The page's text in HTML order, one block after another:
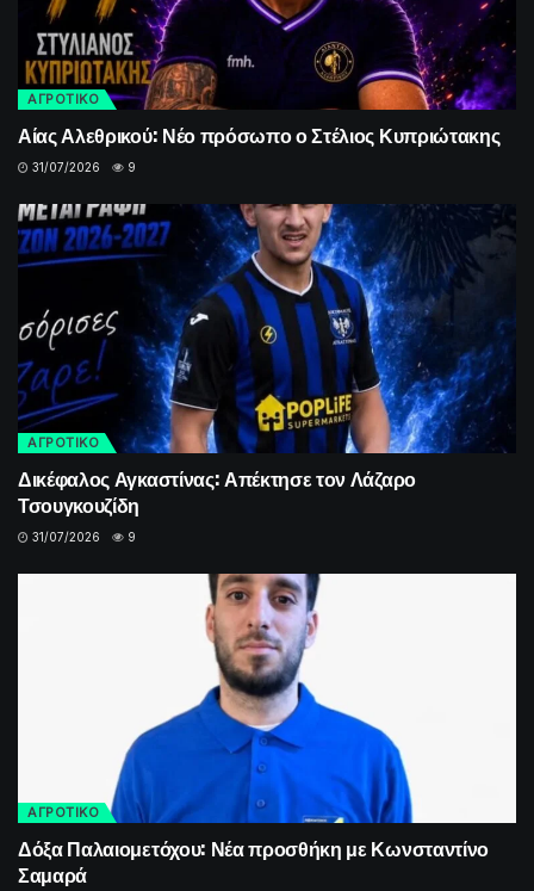
ΑΓΡΟΤΙΚΟ
Αίας Αλεθρικού: Νέο πρόσωπο ο Στέλιος Κυπριώτακης
31/07/2026 9
ΑΓΡΟΤΙΚΟ
Δικέφαλος Αγκαστίνας: Απέκτησε τον Λάζαρο
Τσουγκουζίδη
31/07/2026 9
ΑΓΡΟΤΙΚΟ
Δόξα Παλαιομετόχου: Νέα προσθήκη με Κωνσταντίνο
Σαμαρά